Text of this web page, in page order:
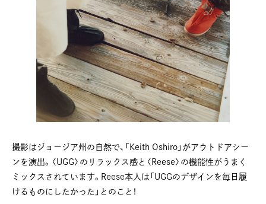
撮影はジョージア州の自然で、「Keith Oshiro」がアウトドアシー
ンを演出。〈UGG〉のリラックス感と〈Reese〉の機能性がうまく
ミックスされています。Reese本人は「UGGのデザインを毎日履
けるものにしたかった」とのこと！